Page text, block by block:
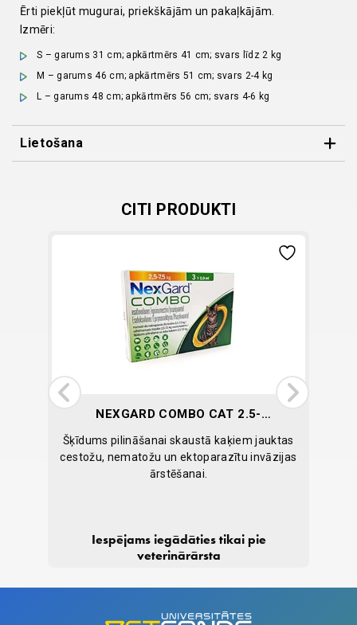
Ērti piekļūt mugurai, priekškājām un pakaļkājām.
Izmēri:
S – garums 31 cm; apkārtmērs 41 cm; svars līdz 2 kg
M – garums 46 cm; apkārtmērs 51 cm; svars 2-4 kg
L – garums 48 cm; apkārtmērs 56 cm; svars 4-6 kg
Lietošana
Novietojiet atloku zem rāvējslēdzēja un uzmanīgi aizveriet.
CITI PRODUKTI
NEXGARD COMBO CAT 2.5-
Šķīdums pilināšanai skaustā kaķiem jauktas
cestožu, nematožu un ektoparazītu invāzijas
ārstēšanai.
Iespējams iegādāties tikai pie
veterinārārsta